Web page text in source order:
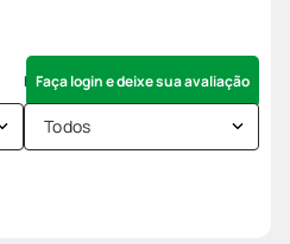
Faça login e deixe sua avaliação
Todos